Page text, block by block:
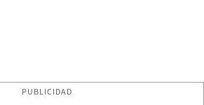
PUBLICIDAD